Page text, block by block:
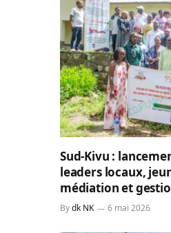
Sud-Kivu :
leaders locaux,
médiation et
Bydk NK 6 mai 2026